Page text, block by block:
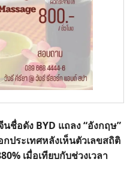
ชื่อดัง BYD แถลง “อังกฤษ”
ประเทศหลังเห็นตัวเลขสถิติ
เมื่อเทียบกับช่วงเวลา